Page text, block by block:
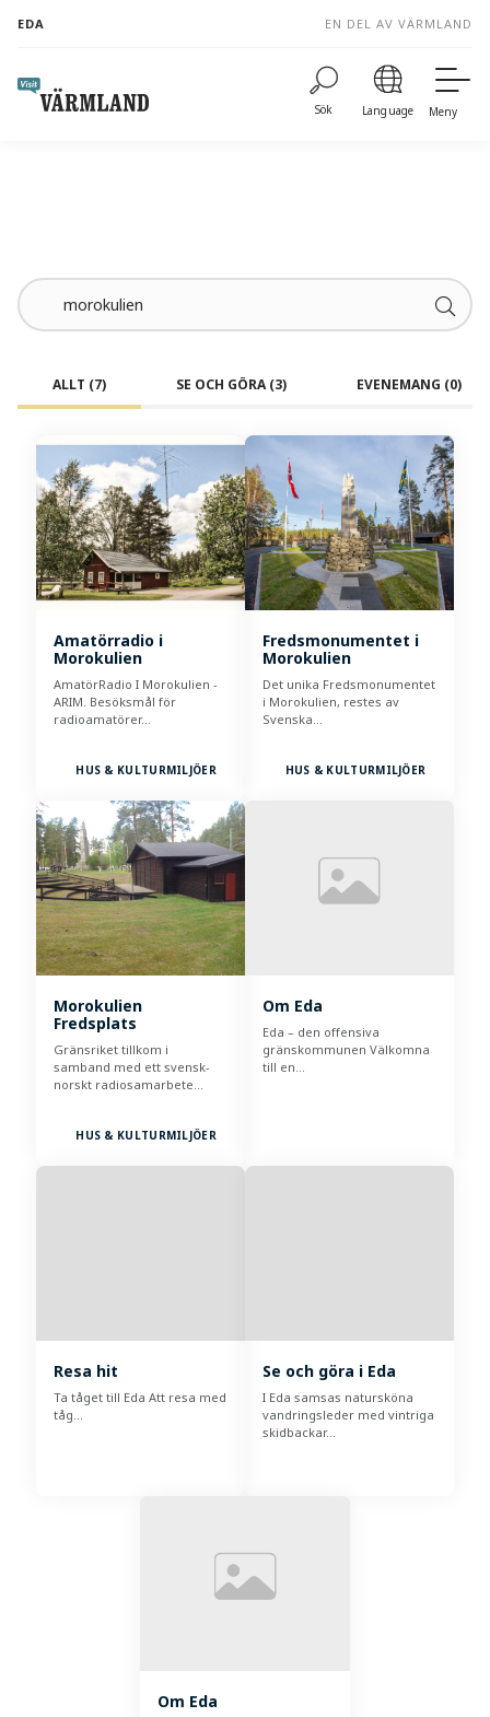
content
EDA EN DEL AV VÄRMLAND
Sök Language Meny
ALLT (7) SE OCH GÖRA(3) EVENEMANG (0)
Amatörradio i
Morokulien
AmatörRadio I Morokulien -
ARIM. Besöksmål för
radioamatörer…
HUS & KULTURMILJÖER
Fredsmonumentet i
Morokulien
Det unika Fredsmonumentet
i Morokulien, restes av
Svenska…
HUS & KULTURMILJÖER
Morokulien
Fredsplats
Gränsriket tillkom i
samband med ett svensk-
norskt radiosamarbete…
HUS & KULTURMILJÖER
Om Eda
Eda – den offensiva
gränskommunen Välkomna
till en…
Resa hit
Ta tåget till Eda Att resa med
tåg…
Se och göra i Eda
I Eda samsas natursköna
vandringsleder med vintriga
skidbackar…
Om Eda